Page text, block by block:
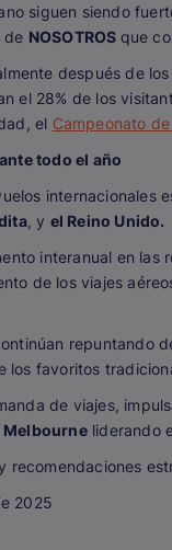
siguen siendo
de NOSOTROS que
después de
el 28% de los
el Campeonato
todo el año
internacionales
, y el Reino Unido.
interanual en las
de los viajes
repuntando
los favoritos
de viajes,
Melbourneliderando
recomendaciones
2025